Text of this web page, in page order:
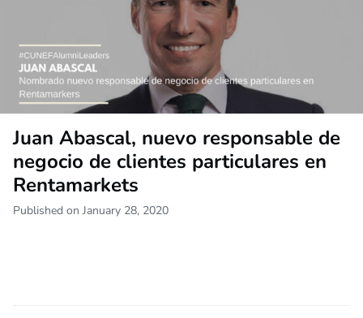
Juan Abascal, nuevo responsable de
negocio de clientes particulares en
Rentamarkets
Published on January 28, 2020